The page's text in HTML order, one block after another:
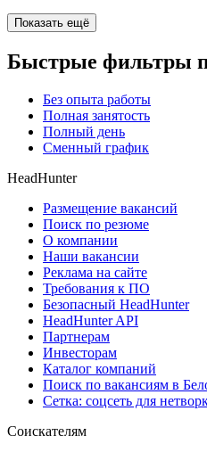
Показать ещё
Быстрые фильтры
Без опыта работы
Полная занятость
Полный день
Сменный график
HeadHunter
Размещение вакансий
Поиск по резюме
О компании
Наши вакансии
Реклама на сайте
Требования к ПО
Безопасный HeadHunter
HeadHunter API
Партнерам
Инвесторам
Каталог компаний
Поиск по вакансиям в
Сетка: соцсеть для
Соискателям